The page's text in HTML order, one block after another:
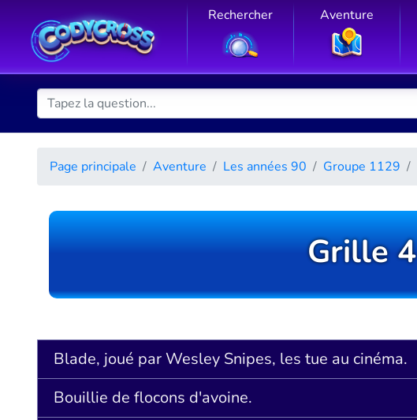
Rechercher Aventure
Page principale Aventure Les années 90 Groupe 1129
Grille 4
Blade, joué par Wesley Snipes, les tue au cinéma.
Bouillie de flocons d'avoine.